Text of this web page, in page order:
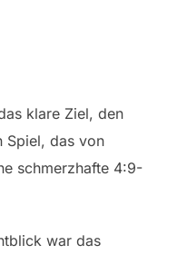
klare Ziel, den
Spiel, das von
schmerzhafte 4:9-
war das